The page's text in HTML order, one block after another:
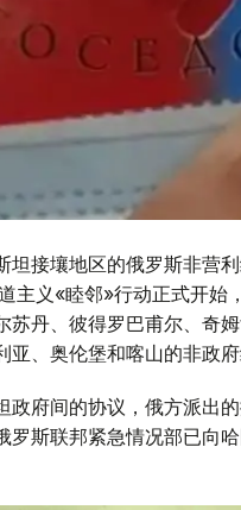
接壤地区的俄罗斯非营
主义«睦邻»行动正式开始
苏丹、彼得罗巴甫尔、奇
、奥伦堡和喀山的非政
政府间的协议，俄方派出
斯联邦紧急情况部已向